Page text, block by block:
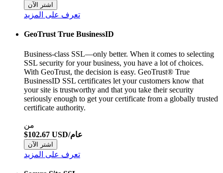
اشتر الآن
تعرف على المزيد
GeoTrust True BusinessID
Business-class SSL—only better. When it comes to selecting
SSL security for your business, you have a lot of choices.
With GeoTrust, the decision is easy. GeoTrust® True
BusinessID SSL certificates let your customers know that
your site is trustworthy and that you take their security
seriously enough to get your certificate from a globally trusted
certificate authority.
من
$102.67 USD/عام
اشتر الآن
تعرف على المزيد